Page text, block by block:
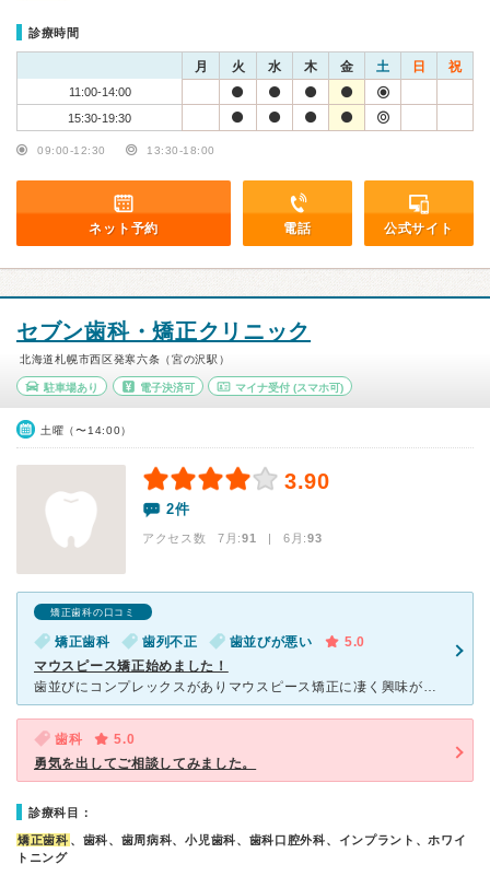
診療時間
月 火 水 木 金 土 日 祝
11:00-14:00
15:30-19:30
09:00-12:30 13:30-18:00
ネット予約 電話 公式サイト
セブン歯科・矯正クリニック
北海道札幌市西区発寒六条（宮の沢駅）
駐車場あり 電子決済可 マイナ受付 (スマホ可)
土曜（〜14:00）
3.90
2件
アクセス数 7月:91 | 6月:93
矯正歯科の口コミ
矯正歯科 歯列不正 歯並びが悪い
5.0
マウスピース矯正始めました！
歯並びにコンプレックスがありマウスピース矯正に凄く興味がありました。 セブン歯科・矯正クリニックさんに決めた理由。 矯正相談の時から色々なご相談をさせて頂けた事。 歯を並べるだけでなく、顎関
歯科
5.0
勇気を出してご相談してみました。
診療科目：
矯正歯科 、歯科、歯周病科、小児歯科、歯科口腔外科、インプラント、ホワイ
トニング